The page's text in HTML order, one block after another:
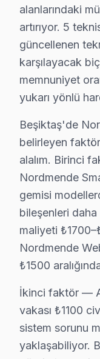
Somut
Nordmende
Beşiktaş
1.Kondansatör
Fiziksel
Neden:
Fiyat
Etkileyen
2.Güç Kartı
Fiziksel
Neden:
Fiyat
Etkileyen
3.Panel Arızası
Neden:
Fiyat
Etkileyen
4.
Backlight
alanlarındaki
artırıyor. 5
güncellenen
karşılayacak
memnuniyet
yukarı yönlü
Beşiktaş'de
belirleyen
alalım. Birinci
Nordmende
gemisi
bileşenleri
maliyeti
Nordmende
₺1500
İkinci faktör —
vakası ₺1100
sistem sorunu
yaklaşabiliyor.